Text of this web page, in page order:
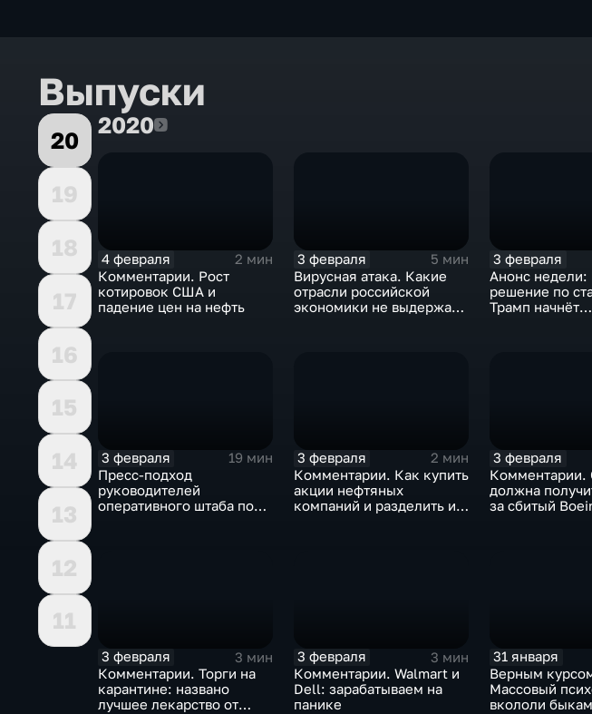
Выпуски
20
19
18
17
16
15
14
13
12
11
20202020
4 февраля
2 мин
Комментарии. Рост
котировок США и
падение цен на нефть
3 февраля
5 мин
Вирусная атака. Какие
отрасли российской
экономики не выдержат
3 февраля
Анонс
решение по
Трамп начнёт
3 февраля
19 мин
Пресс-подход
руководителей
оперативного штаба по
3 февраля
2 мин
Комментарии. Как купить
акции нефтяных
компаний и разделить их
3 февраля
Комментарии.
должна
за сбитый
3 февраля
3 мин
Комментарии. Торги на
карантине: названо
лучшее лекарство от
3 февраля
3 мин
Комментарии. Walmart и
Dell: зарабатываем на
панике
31 января
Верным
Массовый
вкололи